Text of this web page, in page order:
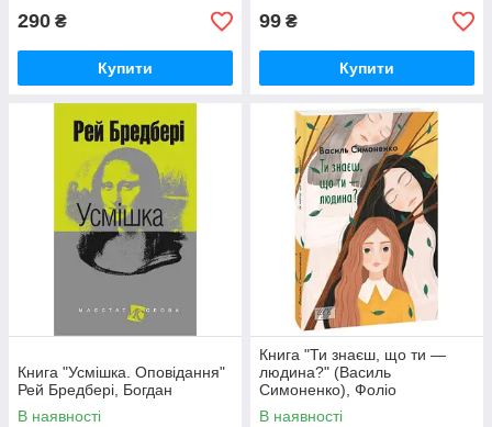
290 ₴
Купити
99 ₴
Купити
Книга "Усмішка. Оповідання"
Рей Бредбері, Богдан
В наявності
Книга "Ти знаєш, що ти —
людина?" (Василь
Симоненко), Фоліо
В наявності